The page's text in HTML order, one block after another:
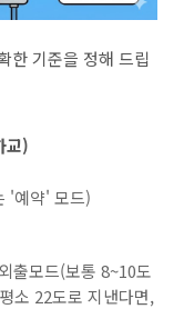
한 기준을 정해 드립
교)
'예약' 모드)
출모드(보통 8~10도
소 22도로 지낸다면,